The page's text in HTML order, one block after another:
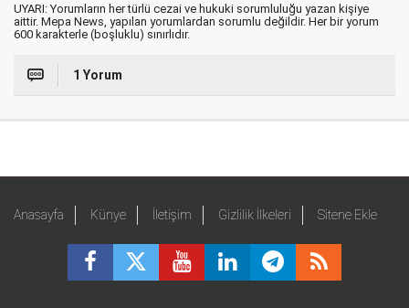
UYARI: Yorumların her türlü cezai ve hukuki sorumluluğu yazan kişiye
aittir. Mepa News, yapılan yorumlardan sorumlu değildir. Her bir yorum
600 karakterle (boşluklu) sınırlıdır.
1 Yorum
Anasayfa Künye İletişim Gizlilik İlkeleri Sitene Ekle